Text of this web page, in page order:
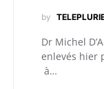
by
Dr Michel
enlevés hier
à…